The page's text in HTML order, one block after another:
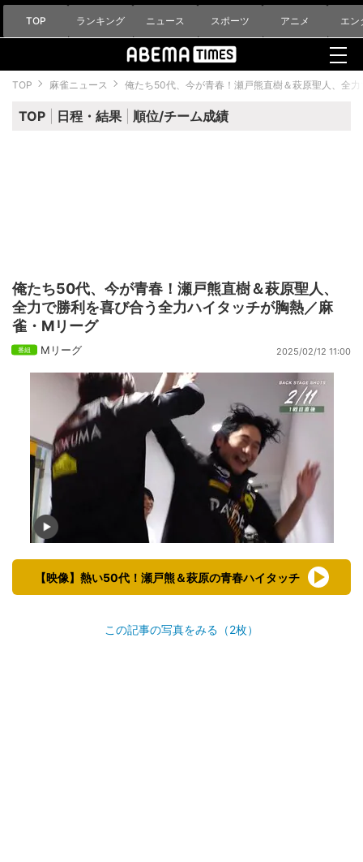
TOP ランキング ニュース スポーツ アニメ エン
TOP 麻雀ニュース 俺たち50代、今が青春！瀬戸熊直樹＆萩原聖人、全
TOP 日程・結果 順位/チーム成績
俺たち50代、今が青春！瀬戸熊直樹＆萩原聖人、
全力で勝利を喜び合う全力ハイタッチが胸熱／麻
雀・Mリーグ
Mリーグ 2025/02/12 11:00
【映像】熱い50代！瀬戸熊＆萩原の青春ハイタッチ
この記事の写真をみる（2枚）